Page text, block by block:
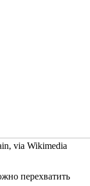
via Wikimedia
перехватить